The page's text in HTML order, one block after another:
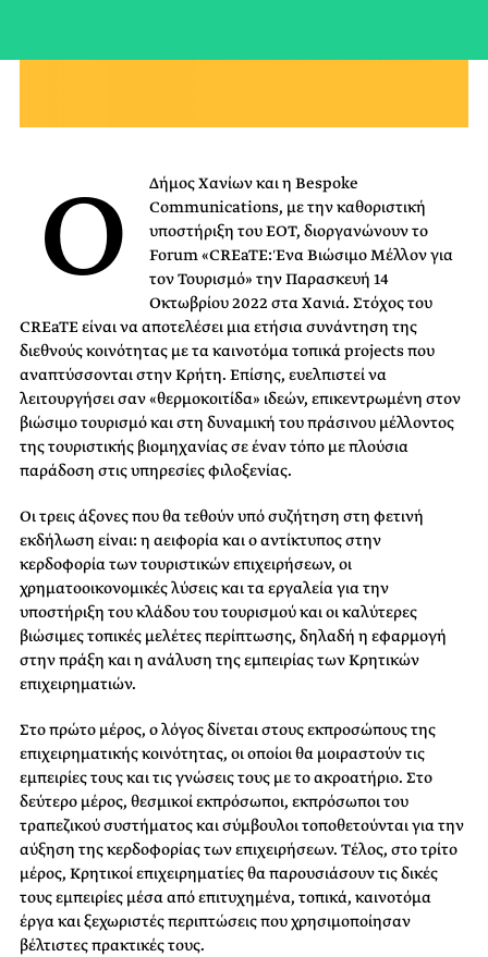
Ο
Δήμος Χανίων και η Bespoke
Communications, με την καθοριστική
υποστήριξη του ΕΟΤ, διοργανώνουν το
Forum «CREaTE: Ένα Βιώσιμο Μέλλον για
τον Τουρισμό» την Παρασκευή 14
Οκτωβρίου 2022 στα Χανιά. Στόχος του
CREaTE είναι να αποτελέσει μια ετήσια συνάντηση της
διεθνούς κοινότητας με τα καινοτόμα τοπικά projects που
αναπτύσσονται στην Κρήτη. Επίσης, ευελπιστεί να
λειτουργήσει σαν «θερμοκοιτίδα» ιδεών, επικεντρωμένη στον
βιώσιμο τουρισμό και στη δυναμική του πράσινου μέλλοντος
της τουριστικής βιομηχανίας σε έναν τόπο με πλούσια
παράδοση στις υπηρεσίες φιλοξενίας.
Οι τρεις άξονες που θα τεθούν υπό συζήτηση στη φετινή
εκδήλωση είναι: η αειφορία και ο αντίκτυπος στην
κερδοφορία των τουριστικών επιχειρήσεων, οι
χρηματοοικονομικές λύσεις και τα εργαλεία για την
υποστήριξη του κλάδου του τουρισμού και οι καλύτερες
βιώσιμες τοπικές μελέτες περίπτωσης, δηλαδή η εφαρμογή
στην πράξη και η ανάλυση της εμπειρίας των Κρητικών
επιχειρηματιών.
Στο πρώτο μέρος, ο λόγος δίνεται στους εκπροσώπους της
επιχειρηματικής κοινότητας, οι οποίοι θα μοιραστούν τις
εμπειρίες τους και τις γνώσεις τους με το ακροατήριο. Στο
δεύτερο μέρος, θεσμικοί εκπρόσωποι, εκπρόσωποι του
τραπεζικού συστήματος και σύμβουλοι τοποθετούνται για την
αύξηση της κερδοφορίας των επιχειρήσεων. Τέλος, στο τρίτο
μέρος, Κρητικοί επιχειρηματίες θα παρουσιάσουν τις δικές
τους εμπειρίες μέσα από επιτυχημένα, τοπικά, καινοτόμα
έργα και ξεχωριστές περιπτώσεις που χρησιμοποίησαν
βέλτιστες πρακτικές τους.